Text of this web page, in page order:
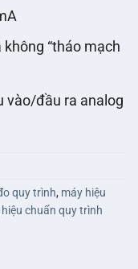
“tháo mạch
vào/đầu ra analog
quy trình, máy hiệu
chuẩn quy trình